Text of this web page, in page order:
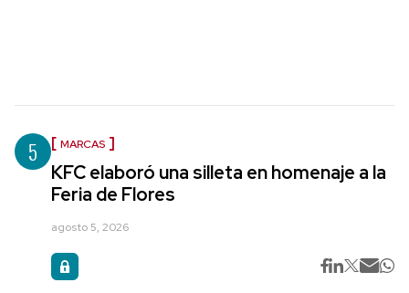
5 MARCAS
KFC elaboró una silleta en homenaje a la
Feria de Flores
agosto 5, 2026